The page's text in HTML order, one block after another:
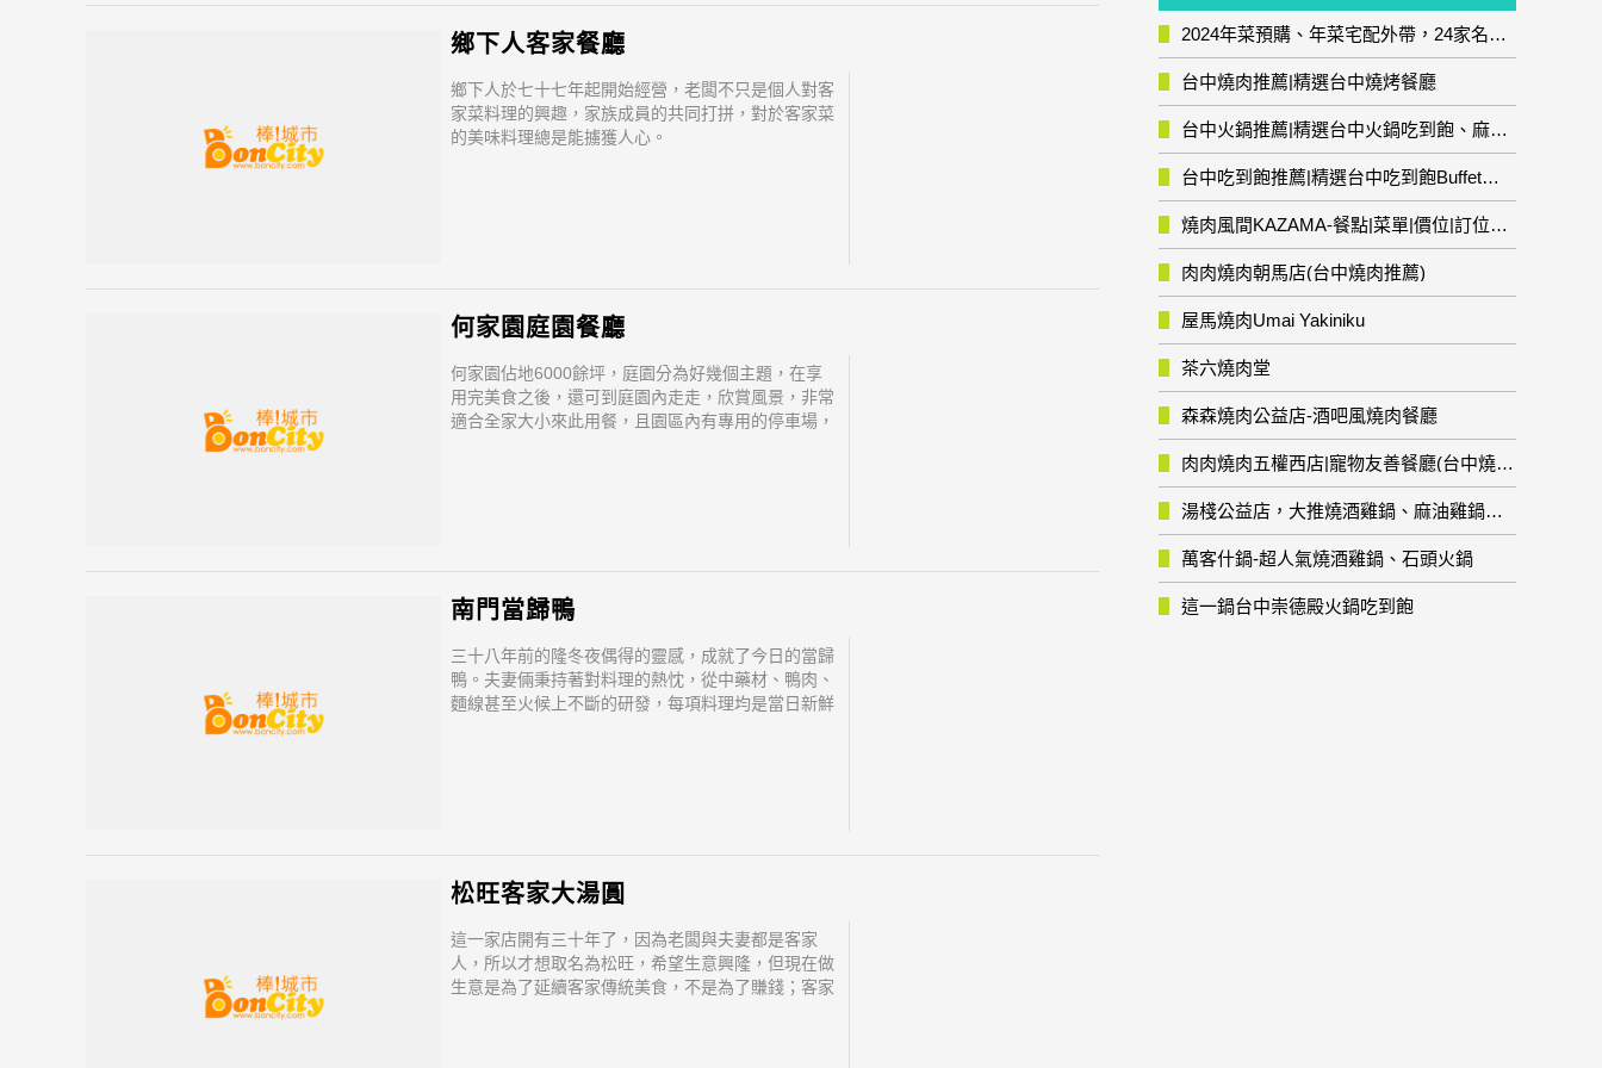
鄉下人客家餐廳
鄉下人於七十七年起開始經營，老闆不只是個人對客
家菜料理的興趣，家族成員的共同打拼，對於客家菜
的美味料理總是能擄獲人心。
何家園庭園餐廳
何家園佔地6000餘坪，庭園分為好幾個主題，在享
用完美食之後，還可到庭園內走走，欣賞風景，非常
適合全家大小來此用餐，且園區內有專用的停車場，
南門當歸鴨
三十八年前的隆冬夜偶得的靈感，成就了今日的當歸
鴨。夫妻倆秉持著對料理的熱忱，從中藥材、鴨肉、
麵線甚至火候上不斷的研發，每項料理均是當日新鮮
松旺客家大湯圓
這一家店開有三十年了，因為老闆與夫妻都是客家
人，所以才想取名為松旺，希望生意興隆，但現在做
生意是為了延續客家傳統美食，不是為了賺錢；客家
2024年菜預購、年菜宅配外帶，24家名店年菜推薦整理，圍爐輕鬆上菜團圓趣
台中燒肉推薦|精選台中燒烤餐廳
台中火鍋推薦|精選台中火鍋吃到飽、麻辣鍋、鴛鴦鍋、石頭火鍋、酸菜白肉鍋、海鮮鍋、燒酒雞、麻油雞、壽喜燒等熱門人氣火鍋店!
台中吃到飽推薦|精選台中吃到飽Buffet自助餐廳
燒肉風間KAZAMA-餐點|菜單|價位|訂位資訊
肉肉燒肉朝馬店(台中燒肉推薦)
屋馬燒肉Umai Yakiniku
茶六燒肉堂
森森燒肉公益店-酒吧風燒肉餐廳
肉肉燒肉五權西店|寵物友善餐廳(台中燒肉推薦)
湯棧公益店，大推燒酒雞鍋、麻油雞鍋暖暖有夠補
萬客什鍋-超人氣燒酒雞鍋、石頭火鍋
這一鍋台中崇德殿火鍋吃到飽